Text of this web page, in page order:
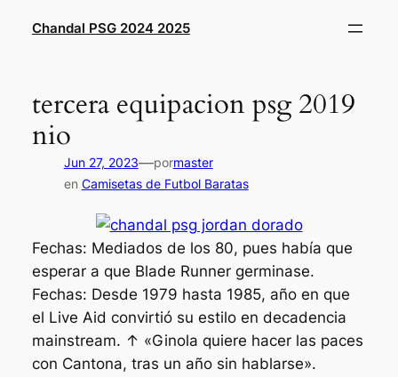
Chandal PSG 2024 2025
tercera equipacion psg 2019
nio
Jun 27, 2023—pormaster
en Camisetas de Futbol Baratas
Fechas: Mediados de los 80, pues había que
esperar a que Blade Runner germinase.
Fechas: Desde 1979 hasta 1985, año en que
el Live Aid convirtió su estilo en decadencia
mainstream. ↑ «Ginola quiere hacer las paces
con Cantona, tras un año sin hablarse».